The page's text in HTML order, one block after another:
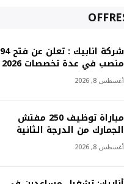
شركة انابيك : تعلن عن فتح 94
منصب في عدة تخصصات 2026
أغسطس 8, 2026
مباراة توظيف 250 مفتش
الجمارك من الدرجة الثانية
أغسطس 8, 2026